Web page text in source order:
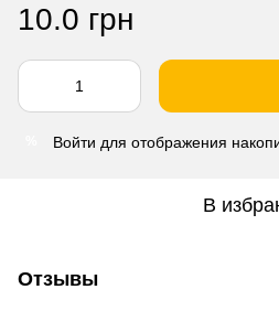
10.0 грн
Войти для отображения
В
Отзывы